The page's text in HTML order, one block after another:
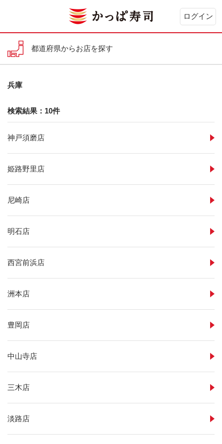
ログイン
都道府県からお店を探す
兵庫
検索結果：10件
神戸須磨店
姫路野里店
尼崎店
明石店
西宮前浜店
洲本店
豊岡店
中山寺店
三木店
淡路店